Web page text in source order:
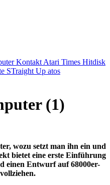
Kontakt Atari Times Hitdisk
STraight Up atos
(1)
wozu setzt man ihn ein und
bietet eine erste Einführung
einen Entwurf auf 68000er-